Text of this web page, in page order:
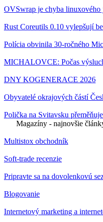
OVSwrap je chyba linuxového
Rust Coreutils 0.10 vylepšují
Polícia obvinila 30-ročného
MICHALOVCE: Počas
DNY KOGENERACE 2026
Obyvatelé okrajových částí
Polička na Svitavsku
Magazíny - najnovšie
Multistox obchodník
Soft-trade recenzie
Pripravte sa na dovolenkovú
Blogovanie
Internetový marketing a